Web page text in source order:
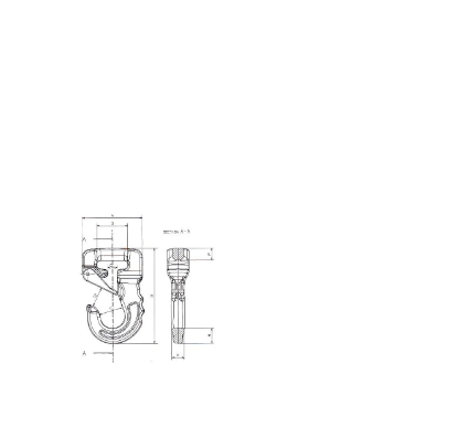
třída
113 mm 175 mm
133 mm 223 mm
133 mm 223 mm
133 mm 223 mm